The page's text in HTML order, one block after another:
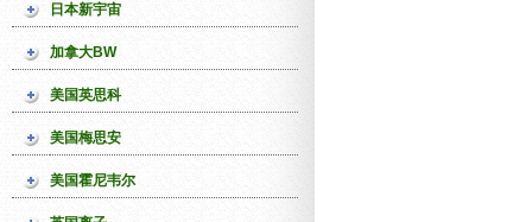
日本新宇宙
加拿大BW
美国英思科
美国梅思安
美国霍尼韦尔